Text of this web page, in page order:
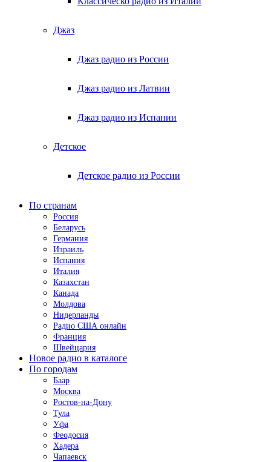
Джаз
Джаз радио из России
Джаз радио из Латвии
Джаз радио из Испании
Детское
Детское радио из России
По странам
Россия
Беларусь
Германия
Израиль
Испания
Италия
Казахстан
Канада
Молдова
Нидерланды
Радио США онлайн
Франция
Швейцария
Новое радио в каталоге
По городам
Баар
Москва
Ростов-на-Дону
Тула
Уфа
Феодосия
Хадера
Чапаевск